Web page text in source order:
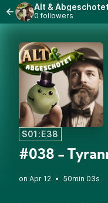
Alt & Abgeschotet
0 followers
S01:E38
#038 -
• 50min 03s